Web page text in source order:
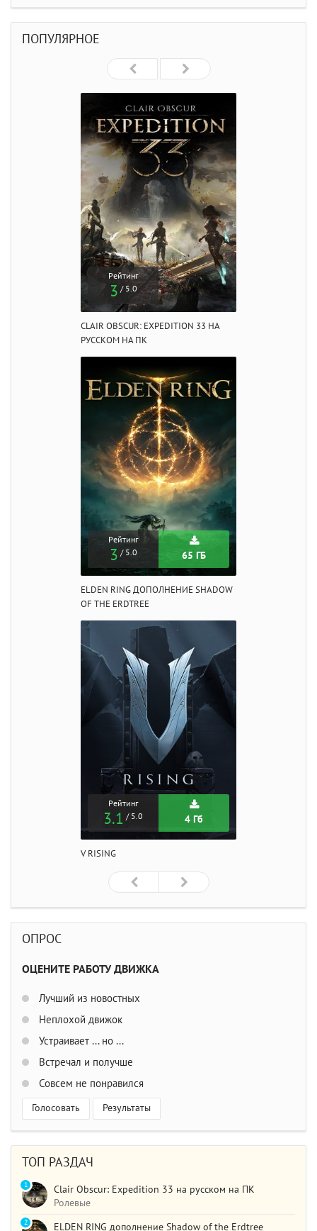
ПОПУЛЯРНОЕ
Рейтинг
3 / 5.0
CLAIR OBSCUR: EXPEDITION 33 НА
РУССКОМ НА ПК
Рейтинг
3 / 5.0 65 ГБ
ELDEN RING ДОПОЛНЕНИЕ SHADOW
OF THE ERDTREE
Рейтинг
3.1 / 5.0 4 Гб
V RISING
ОПРОС
ОЦЕНИТЕ РАБОТУ ДВИЖКА
Лучший из новостных
Неплохой движок
Устраивает ... но ...
Встречал и получше
Совсем не понравился
Голосовать Результаты
ТОП РАЗДАЧ
Clair Obscur: Expedition 33 на русском на ПК
Ролевые
1
ELDEN RING дополнение Shadow of the Erdtree
2